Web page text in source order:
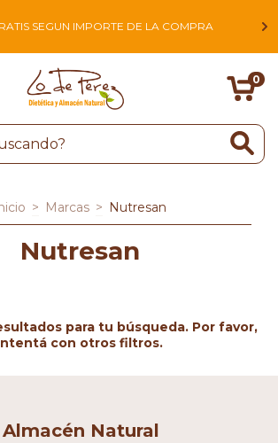
SEGUN IMPORTE DE LA COMPRA
0
> Marcas > Nutresan
Nutresan
para tu búsqueda. Por favor,
con otros filtros.
Natural